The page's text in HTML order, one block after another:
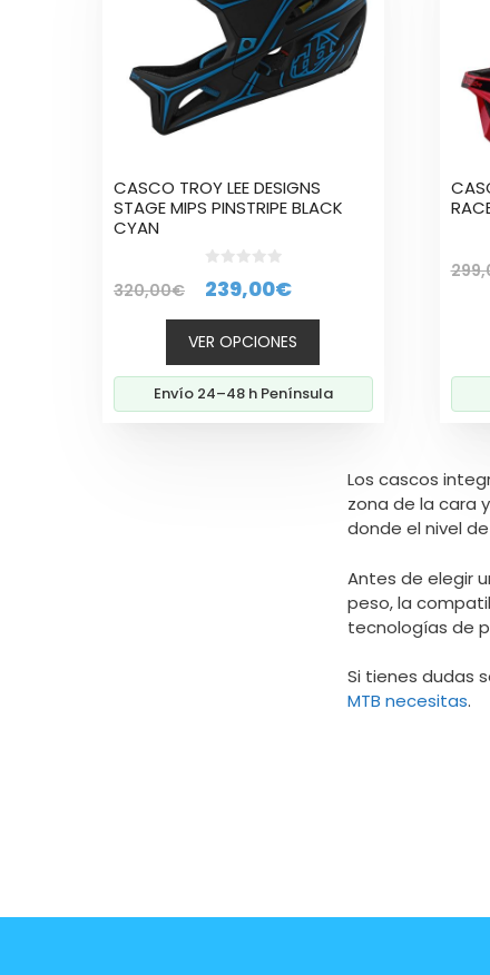
CASCO TROY LEE DESIGNS
STAGE MIPS PINSTRIPE BLACK
CYAN
d
5
320,00€
El
precio
original
era:
320,00€.
239,00€El
precio
actual
es:
239,00€.
VER OPCIONES
opciones
se
pueden
elegir
la
página
de
Envío 24–48 h Península
se
la
Los cascos
zona de la cara
donde el nivel
Antes de elegir
peso, la
tecnologías de
Si tienes dudas
MTB necesitas.